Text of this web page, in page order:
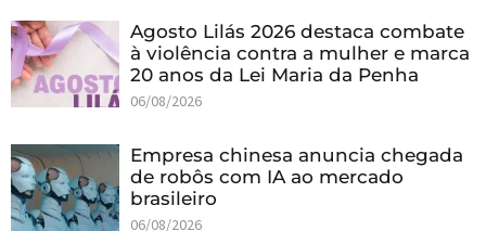
Agosto Lilás 2026 destaca combate
à violência contra a mulher e marca
20 anos da Lei Maria da Penha
06/08/2026
Empresa chinesa anuncia chegada
de robôs com IA ao mercado
brasileiro
06/08/2026